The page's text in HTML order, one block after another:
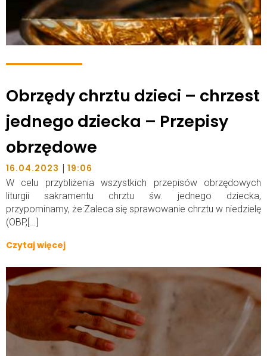
Obrzędy chrztu dzieci – chrzest
jednego dziecka – Przepisy
obrzędowe
16.04.2023 | 19:06
W celu przybliżenia wszystkich przepisów obrzędowych
liturgii sakramentu chrztu św. jednego dziecka,
przypominamy, że:Zaleca się sprawowanie chrztu w niedzielę
(OBP,[…]
Czytaj więcej